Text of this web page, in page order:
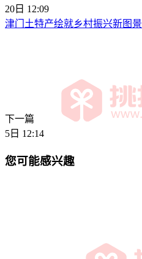
20日 12:09
津门土特产绘就乡村振兴新图景
下一篇
5日 12:14
您可能感兴趣